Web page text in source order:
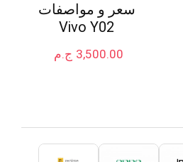
سعر و مواصفات
Vivo Y02
ج.م 3,500.00